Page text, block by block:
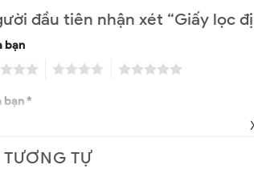
đầu tiên nhận xét “Giấy lọc
bạn
bạn*
TỰ